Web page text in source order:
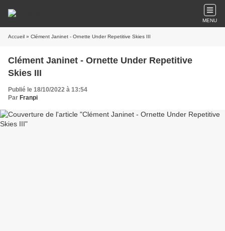
MENU
Accueil » Clément Janinet - Ornette Under Repetitive Skies III
Clément Janinet - Ornette Under Repetitive
Skies III
Publié le 18/10/2022 à 13:54
Par Franpi